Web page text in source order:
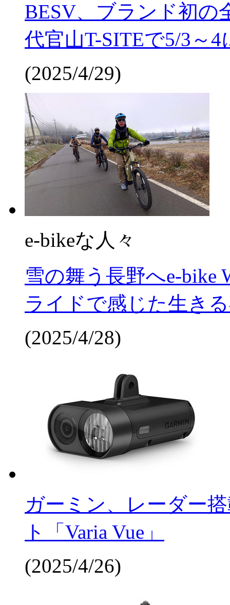
BESV、ブランド初
代官山T-SITEで5/3～4
(2025/4/29)
e-bikeな人々
雪の舞う長野へe-bike
ライドで感じた生き
(2025/4/28)
ガーミン、レーダー
ト「Varia Vue」
(2025/4/26)